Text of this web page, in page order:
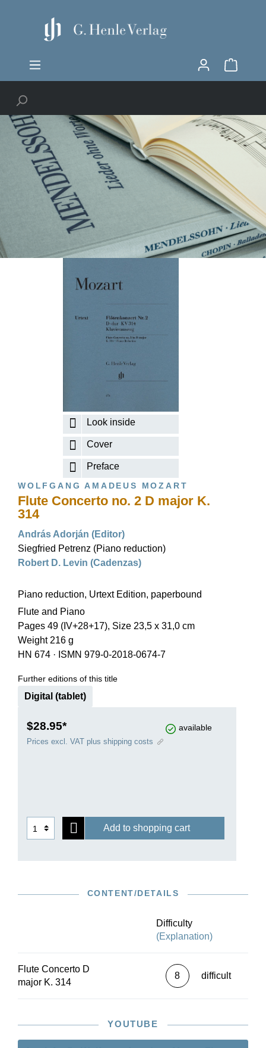
Look inside
Cover
Preface
WOLFGANG AMADEUS MOZART
Flute Concerto no. 2 D major K.
314
András Adorján (Editor)
Siegfried Petrenz (Piano reduction)
Robert D. Levin (Cadenzas)
Piano reduction, Urtext Edition, paperbound
Flute and Piano
Pages 49 (IV+28+17), Size 23,5 x 31,0 cm
Weight 216 g
HN 674 · ISMN 979-0-2018-0674-7
Further editions of this title
Digital (tablet)
$28.95* available
Prices excl. VAT plus shipping costs
Add to shopping cart
CONTENT/DETAILS
Difficulty
(Explanation)
Flute Concerto D
major K. 314
8 difficult
YOUTUBE